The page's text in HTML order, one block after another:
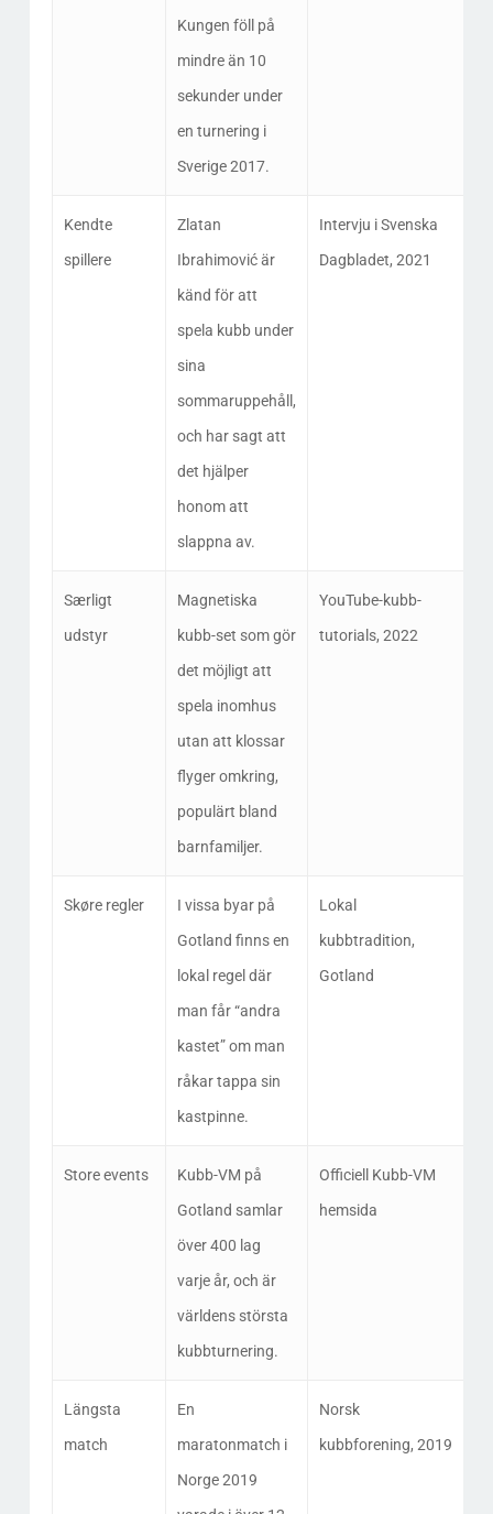
Kungen föll på
mindre än 10
sekunder under
en turnering i
Sverige 2017.
Kendte
spillere
Zlatan
Ibrahimović är
känd för att
spela kubb under
sina
sommaruppehåll,
och har sagt att
det hjälper
honom att
slappna av.
Intervju i Svenska
Dagbladet, 2021
Særligt
udstyr
Magnetiska
kubb-set som gör
det möjligt att
spela inomhus
utan att klossar
flyger omkring,
populärt bland
barnfamiljer.
YouTube-kubb-
tutorials, 2022
Skøre regler
I vissa byar på
Gotland finns en
lokal regel där
man får “andra
kastet” om man
råkar tappa sin
kastpinne.
Lokal
kubbtradition,
Gotland
Store events
Kubb-VM på
Gotland samlar
över 400 lag
varje år, och är
världens största
kubbturnering.
Officiell Kubb-VM
hemsida
Längsta
match
En
maratonmatch i
Norge 2019
Norsk
kubbforening, 2019